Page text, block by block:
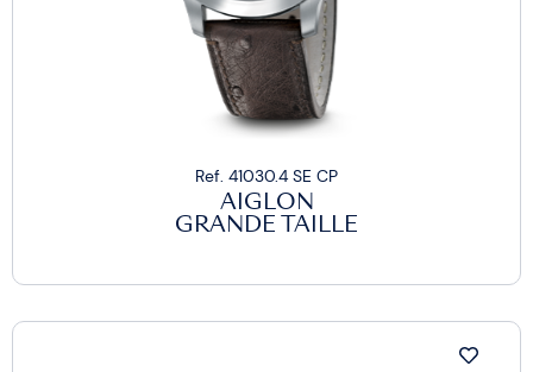
Ref. 41030.4 SE CP
AIGLON
GRANDE TAILLE